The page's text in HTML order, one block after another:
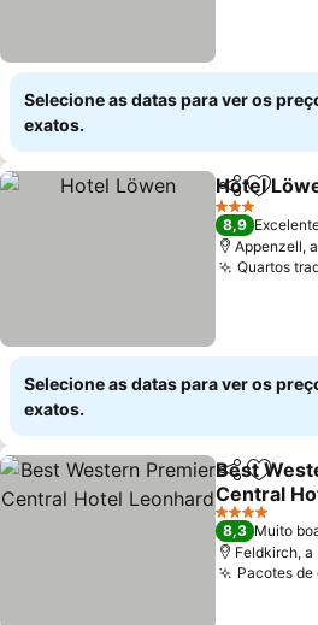
Selecione as datas para ver os
exatos.
Partilhar
Hotel
3 Estrelas
8,9
Appenzell,
Quartos
Selecione as datas para ver os
exatos.
Partilhar
Best
Central
Ver preços
4 Estrelas
8,3 Muito
Feldkirch, a
Pacotes de